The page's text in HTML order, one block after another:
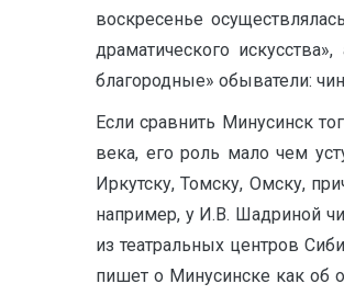
воскресенье
драматического
благородные» обыватели:
Если сравнить Минусинск
века, его роль мало чем
Иркутску, Томску, Омску,
например, у И.В. Шадриной
из театральных центров
пишет о Минусинске как об